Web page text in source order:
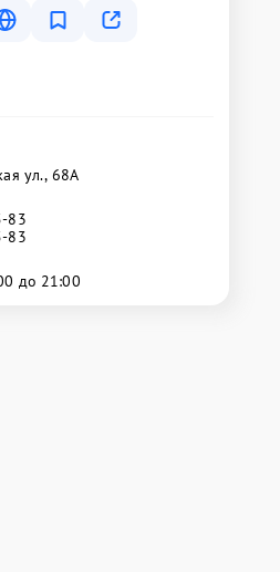
ул., 68А
83
83
до 21:00